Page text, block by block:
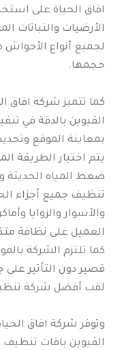
افاق الحياة على
الأرضيات والنباتات
لجميع أنواع
حجمها.
كما تتميز شركة
القيوين بالدقة في
بمعاينة الموقع
يتم اختيار الطريقة
ضغط المياه
تنظيف جميع أجزاء
والأسوار والزوايا
العميل على نظافة
كما تلتزم الشركة
قصير دون التأثير
لقب أفضل شركة
وتوفر شركة افاق
القيوين باقات